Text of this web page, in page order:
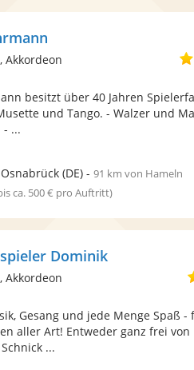
Akkordeon
besitzt über 40 Jahren
und Tango. - Walzer und
...
Osnabrück(DE)- 91 km von Hameln
ca. 500 € pro Auftritt)
Dominik
Akkordeon
Gesang und jede Menge Spaß -
aller Art! Entweder ganz frei
...